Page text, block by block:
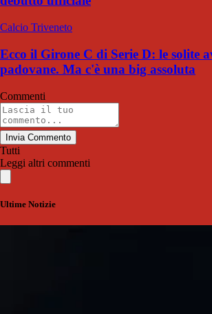
Calcio Triveneto
Ecco il Girone C di Serie D: le solite
padovane. Ma c'è una big assoluta
Commenti
Invia Commento
Tutti
Leggi altri commenti
Ultime Notizie